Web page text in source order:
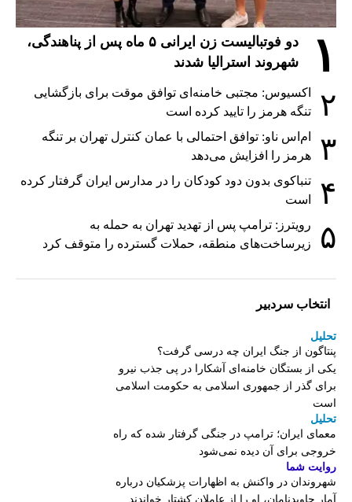
۱
دو فوتبالیست زن ایرانی ۵ ماه پس از پناهندگی،
شهروند استرالیا شدند
۲
اکسیوس: مجتبی خامنه‌ای توافق موقت برای بازگشایی
تنگه هرمز را تایید کرده است
۳
ام‌اس ناو: توافق احتمالی با عمان کنترل تهران بر تنگه
هرمز را افزایش می‌دهد
۴
تنباکوی بدون دود کودکان را در مدارس ایران گرفتار کرده
است
۵
رویترز: ترامپ پس از تهدید تهران به حمله به
زیرساخت‌های منطقه، حملات گسترده را متوقف کرد
انتخاب سردبیر
تحلیل
پنتاگون از جنگ ایران چه درسی گرفت؟
یکی از بستگان خامنه‌ای آشکارا در پی جذب نیرو
برای گذر از جمهوری اسلامی به حکومت اسلامی
است
تحلیل
معمای ایران؛ ترامپ در جنگی گرفتار شده که راه
خروجی برای آن دیده نمی‌شود
روایت شما
شهروندان در واکنش به اظهارات پزشکیان درباره
آمار جاویدنامان، او را از عاملان کشتار خواندند